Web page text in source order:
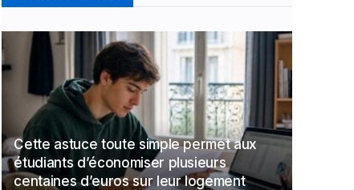
Cette astuce toute simple permet aux
étudiants d’économiser plusieurs
centaines d’euros sur leur logement